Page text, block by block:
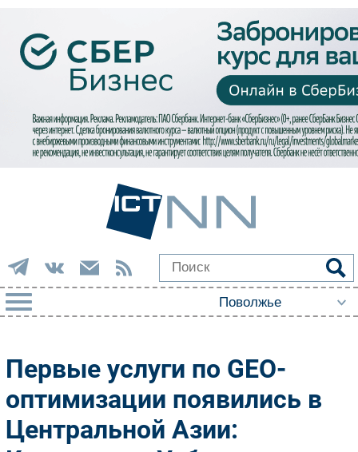
Импорто­замещение
Автоматизация Промышленности
Интернет
Мобильная связь
Первые услуги по GEO-
оптимизации появились в
Центральной Азии: